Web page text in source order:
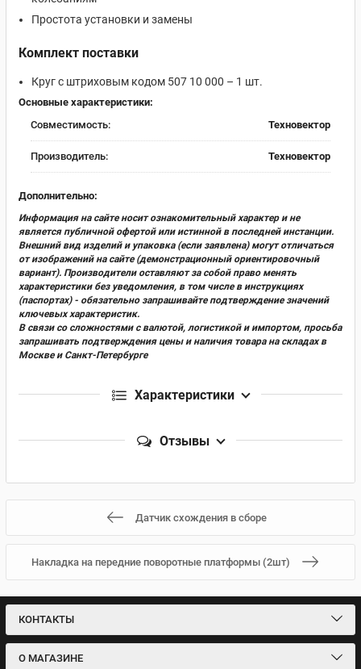
Простота установки и замены
Комплект поставки
Круг с штриховым кодом 507 10 000 – 1 шт.
Основные характеристики:
Совместимость:
Техновектор
Производитель: Техновектор
Дополнительно:
Информация на сайте носит ознакомительный характер и не
является публичной офертой или истинной в последней инстанции.
Внешний вид изделий и упаковка (если заявлена) могут отличаться
от изображений на сайте (демонстрационный ориентировочный
вариант). Производители оставляют за собой право менять
характеристики без уведомления, в том числе в инструкциях
(паспортах) - обязательно запрашивайте подтверждение значений
ключевых характеристик.
В связи со сложностями с валютой, логистикой и импортом, просьба
запрашивать подтверждения цены и наличия товара на складах в
Москве и Санкт-Петербурге
Характеристики
Отзывы
Датчик схождения в сборе
Накладка на передние поворотные платформы (2шт)
КОНТАКТЫ
О МАГАЗИНЕ